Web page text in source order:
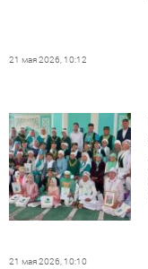
21 мая 2026, 10:12
21 мая 2026, 10:10